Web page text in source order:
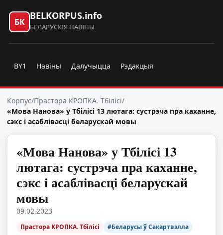
БК
BELKORPUS.info
БЕЛАРУСКІЯ НАВІНЫ
BY1 Навіны Далучыцца Рэдакцыя
Корпус/Прастора КРОПКА. Тбілісі/
«Мова Нанова» у Тбілісі 13 лютага: сустрэча пра каханне,
сэкс і асаблівасці беларускай мовы
«Мова Нанова» у Тбілісі 13
лютага: сустрэча пра каханне,
сэкс і асаблівасці беларускай
мовы
09.02.2023
Прастора КРОПКА. Тбілісі #Беларусы ў Сакартвэлла